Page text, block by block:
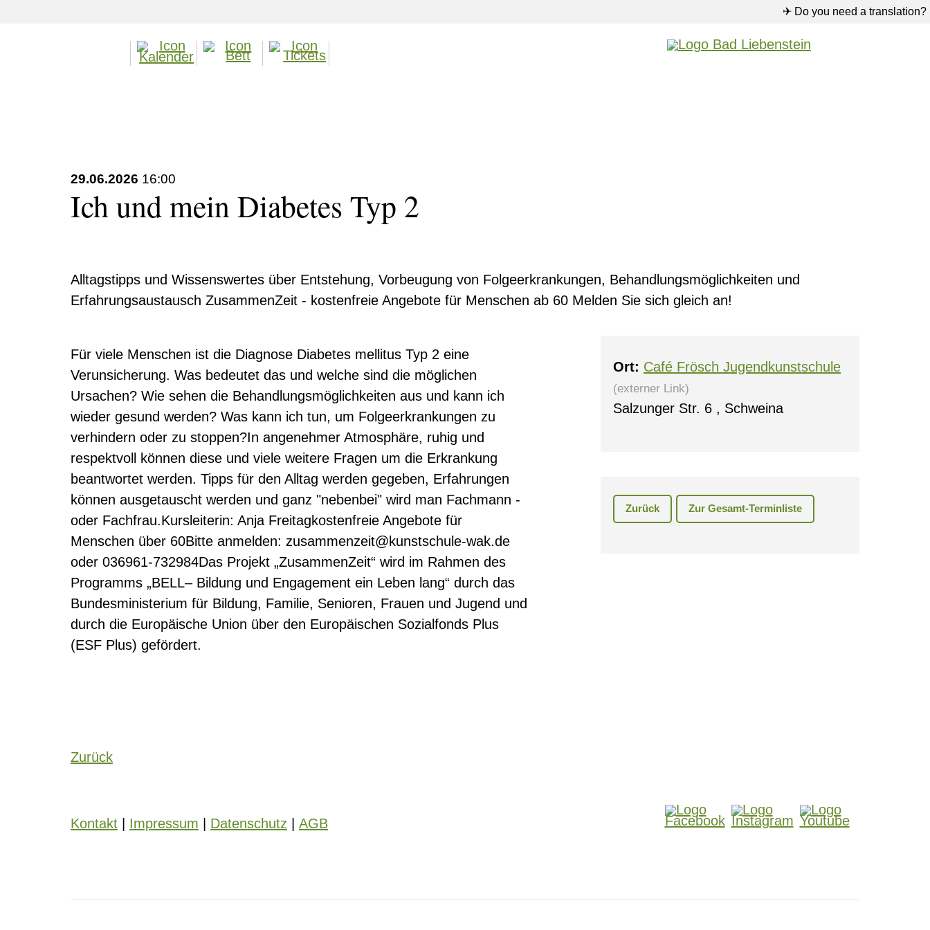
✈ Do you need a translation?
29.06.2026 16:00
Ich und mein Diabetes Typ 2
Alltagstipps und Wissenswertes über Entstehung, Vorbeugung von Folgeerkrankungen, Behandlungsmöglichkeiten und
Erfahrungsaustausch ZusammenZeit - kostenfreie Angebote für Menschen ab 60 Melden Sie sich gleich an!
Für viele Menschen ist die Diagnose Diabetes mellitus Typ 2 eine
Verunsicherung. Was bedeutet das und welche sind die möglichen
Ursachen? Wie sehen die Behandlungsmöglichkeiten aus und kann ich
wieder gesund werden? Was kann ich tun, um Folgeerkrankungen zu
verhindern oder zu stoppen?In angenehmer Atmosphäre, ruhig und
respektvoll können diese und viele weitere Fragen um die Erkrankung
beantwortet werden. Tipps für den Alltag werden gegeben, Erfahrungen
können ausgetauscht werden und ganz "nebenbei" wird man Fachmann -
oder Fachfrau.Kursleiterin: Anja Freitagkostenfreie Angebote für
Menschen über 60Bitte anmelden: zusammenzeit@kunstschule-wak.de
oder 036961-732984Das Projekt „ZusammenZeit“ wird im Rahmen des
Programms „BELL– Bildung und Engagement ein Leben lang“ durch das
Bundesministerium für Bildung, Familie, Senioren, Frauen und Jugend und
durch die Europäische Union über den Europäischen Sozialfonds Plus
(ESF Plus) gefördert.
Ort: Café Frösch Jugendkunstschule
(externer Link)
Salzunger Str. 6 , Schweina
Zurück Zur Gesamt-Terminliste
Zurück
Kontakt Impressum Datenschutz AGB